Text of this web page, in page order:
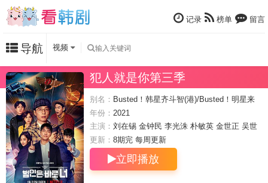
记录 榜单 留言
导航 视频
犯人就是你第三季
别名： Busted！韩星齐斗智(港)/Busted！明星来
解谜(台)/Busted
年份： 2021
主演： 刘在锡 金钟民 李光洙 朴敏英 金世正 吴世
勋 李昇基
更新： 8期完 每周更新
立即播放